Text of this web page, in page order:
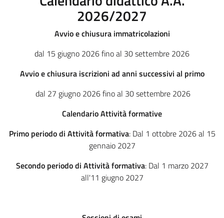
2026/2027
Avvio e chiusura immatricolazioni
dal 15 giugno 2026 fino al 30 settembre 2026
Avvio e chiusura iscrizioni ad anni successivi al primo
dal 27 giugno 2026 fino al 30 settembre 2026
Calendario Attività formative
Primo periodo di Attività formativa: Dal 1 ottobre 2026 al 15
gennaio 2027
Secondo periodo di Attività formativa: Dal 1 marzo 2027
all'11 giugno 2027